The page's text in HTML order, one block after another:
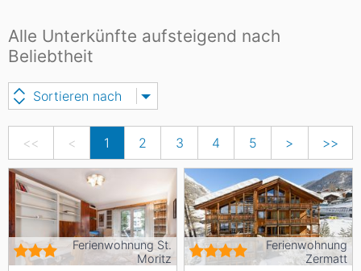
Alle Unterkünfte aufsteigend nach
Beliebtheit
<< < 1 2 3 4 5 > >>
Sortieren nach
Ferienwohnung St.
Moritz
Ferienwohnung
Zermatt